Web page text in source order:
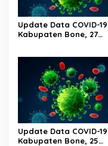
Update Data COVID-19
Kabupaten Bone, 27
Update Data COVID-19
Kabupaten Bone, 25